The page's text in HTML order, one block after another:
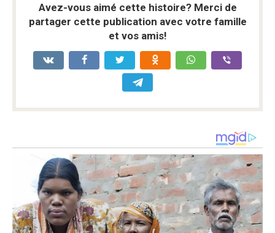
Avez-vous aimé cette histoire? Merci de
partager cette publication avec votre famille
et vos amis!